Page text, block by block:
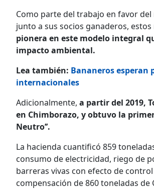
Como parte del trabajo en favor
junto a sus socios ganaderos,
pionera en este modelo integral
impacto ambiental.
Lea también: Bananeros esperan
internacionales
Adicionalmente, a partir del 2019,
en Chimborazo, y obtuvo la
Neutro’’.
La hacienda cuantificó 859
consumo de electricidad, riego de
barreras vivas con efecto de
compensación de 860 toneladas de